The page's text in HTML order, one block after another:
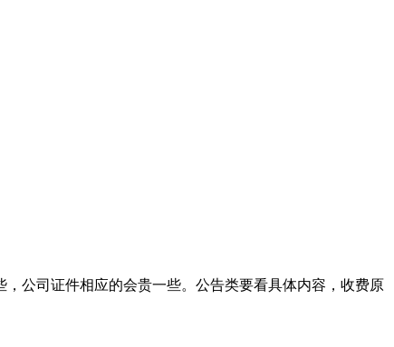
公司证件相应的会贵一些。公告类要看具体内容，收费原